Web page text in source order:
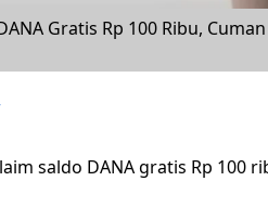
Gratis Rp 100 Ribu,
saldo DANA gratis Rp 100